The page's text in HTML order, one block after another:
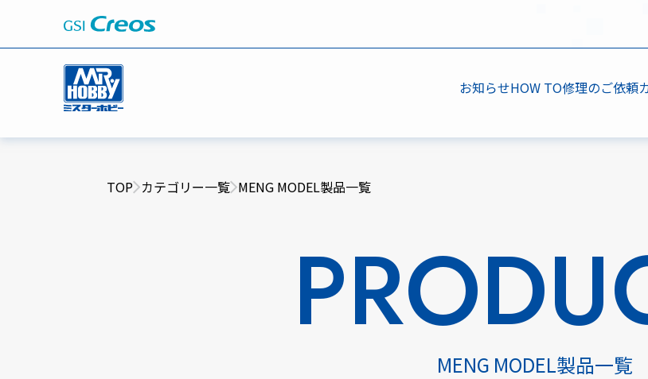
お知らせHOW TO修理のご依頼
TOP カテゴリー一覧 MENG MODEL製品一覧
MENG MODEL製品一覧